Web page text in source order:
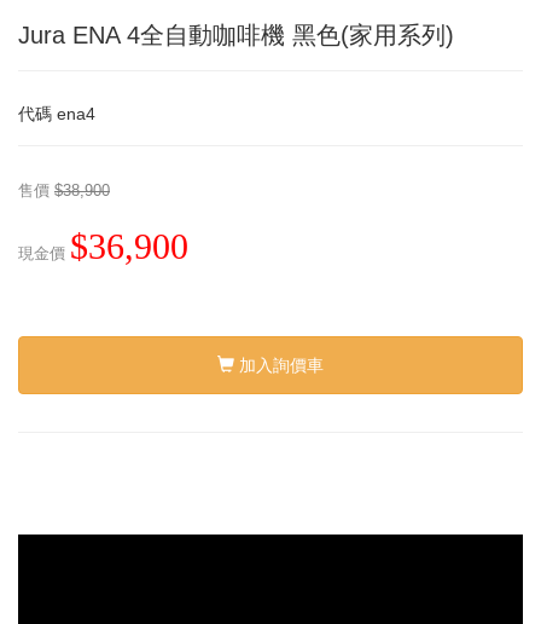
Jura ENA 4全自動咖啡機 黑色(家用系列)
代碼 ena4
售價 $38,900
現金價 $36,900
加入詢價車